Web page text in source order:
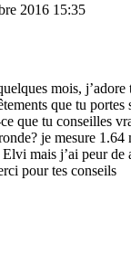
2016 15:35
mois, j’adore
que tu portes
que tu conseilles
je mesure 1.64
Elvi mais j’ai peur
pour tes conseils